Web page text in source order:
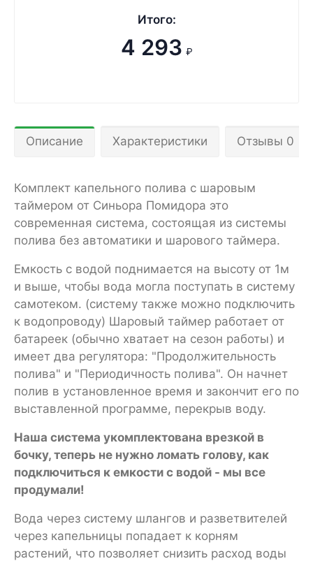
Итого:
4 293 ₽
Описание Характеристики Отзывы 0
Комплект капельного полива с шаровым
таймером от Синьора Помидора это
современная система, состоящая из системы
полива без автоматики и шарового таймера.
Емкость с водой поднимается на высоту от 1м
и выше, чтобы вода могла поступать в систему
самотеком. (систему также можно подключить
к водопроводу) Шаровый таймер работает от
батареек (обычно хватает на сезон работы) и
имеет два регулятора: "Продолжительность
полива" и "Периодичность полива". Он начнет
полив в установленное время и закончит его по
выставленной программе, перекрыв воду.
Наша система укомплектована врезкой в
бочку, теперь не нужно ломать голову, как
подключиться к емкости с водой - мы все
продумали!
Вода через систему шлангов и разветвителей
через капельницы попадает к корням
растений, что позволяет снизить расход воды